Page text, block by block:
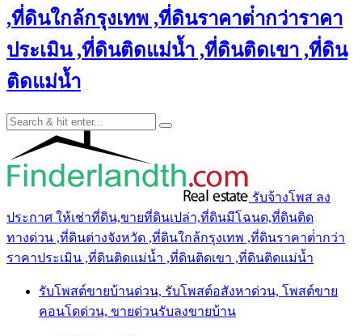
,ที่ดินใกล้กรุงเทพ ,ที่ดินราคาต่ํากว่าราคา
ประเมิน ,ที่ดินติดแม่น้ำ ,ที่ดินติดเขา ,ที่ดิน
ติดแม่น้ำ
รับจ้างโพส ลง
ประกาศ ให้เช่าที่ดิน,ขายที่ดินเปล่า,ที่ดินมีโฉนด,ที่ดินติด
ทางด่วน ,ที่ดินต่างจังหวัด ,ที่ดินใกล้กรุงเทพ ,ที่ดินราคาต่ํากว่า
ราคาประเมิน ,ที่ดินติดแม่น้ำ ,ที่ดินติดเขา ,ที่ดินติดแม่น้ำ
รับโพสต์ขายบ้านด่วน, รับโพสต์อสังหาด่วน, โพสต์ขาย
คอนโดด่วน, ขายด่วนรับลงขายบ้าน